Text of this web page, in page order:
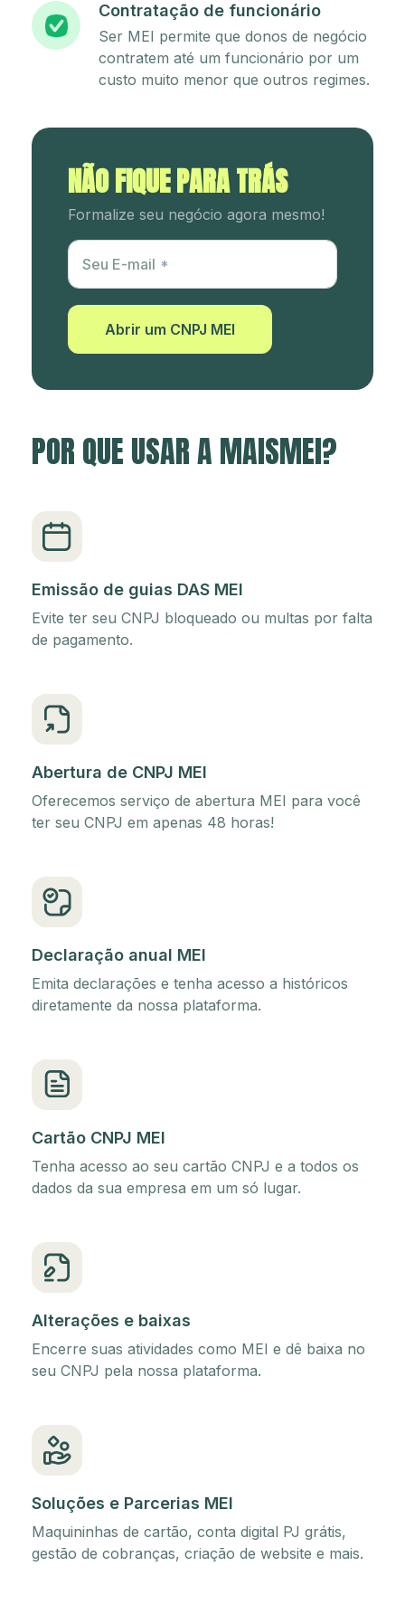
Contratação de funcionário
Ser MEI permite que donos de negócio
contratem até um funcionário por um
custo muito menor que outros regimes.
NÃO FIQUE PARA TRÁS
Formalize seu negócio agora mesmo!
Utm Content
Seu E-mail
Abrir um CNPJ MEI
POR QUE USAR A MAISMEI?
Emissão de guias DAS MEI
Evite ter seu CNPJ bloqueado ou multas por falta
de pagamento.
Abertura de CNPJ MEI
Oferecemos serviço de abertura MEI para você
ter seu CNPJ em apenas 48 horas!
Declaração anual MEI
Emita declarações e tenha acesso a históricos
diretamente da nossa plataforma.
Cartão CNPJ MEI
Tenha acesso ao seu cartão CNPJ e a todos os
dados da sua empresa em um só lugar.
Alterações e baixas
Encerre suas atividades como MEI e dê baixa no
seu CNPJ pela nossa plataforma.
Soluções e Parcerias MEI
Maquininhas de cartão, conta digital PJ grátis,
gestão de cobranças, criação de website e mais.